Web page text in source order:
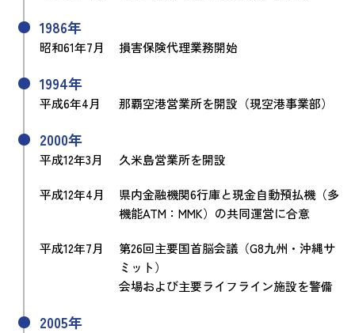
1986年
昭和61年7月 損害保険代理業務開始
1994年
平成6年4月 那覇空港営業所を開設（現空港事業部）
2000年
平成12年3月 久米島営業所を開設
平成12年4月
県内金融機関6行庫と現金自動預払機（多
機能ATM：MMK）の共同運営に合意
平成12年7月
第26回主要国首脳会議（G8九州・沖縄サ
ミット）
会場および主要ライフライン施設を警備
2005年